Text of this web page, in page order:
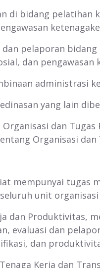
di bidang
dan pelaporan
dan pengawasan
administrasi
kedinasan yang
dan Tugas
Organisasi
mempunyai tugas
unit
dan Produktivitas,
evaluasi dan
dan
Kerja dan